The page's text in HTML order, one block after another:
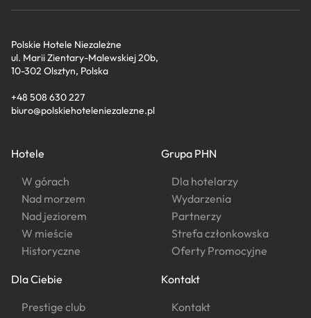
Polskie Hotele Niezależne
ul. Marii Zientary-Malewskiej 20b,
10-302 Olsztyn, Polska
+48 508 630 227
biuro@polskiehoteleniezalezne.pl
Hotele
W górach
Nad morzem
Nad jeziorem
W mieście
Historyczne
Grupa PHN
Dla hotelarzy
Wydarzenia
Partnerzy
Strefa członkowska
Oferty Promocyjne
Dla Ciebie
Prestige club
Kontakt
Kontakt